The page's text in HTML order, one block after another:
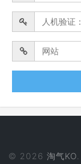
© 2026 淘气KO